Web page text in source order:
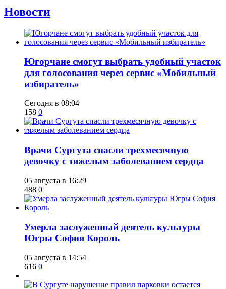
Новости
Югорчане смогут выбрать удобный участок
для голосования через сервис «Мобильный
избиратель»
Сегодня в 08:04
158 0
​Врачи Сургута спасли трехмесячную
девочку с тяжелым заболеванием сердца
05 августа в 16:29
488 0
​Умерла заслуженный деятель культуры
Югры София Король
05 августа в 14:54
616 0